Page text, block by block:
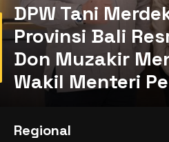
DPW Tani
Provinsi Bali
Don Muzakir
Wakil Menteri
Regional